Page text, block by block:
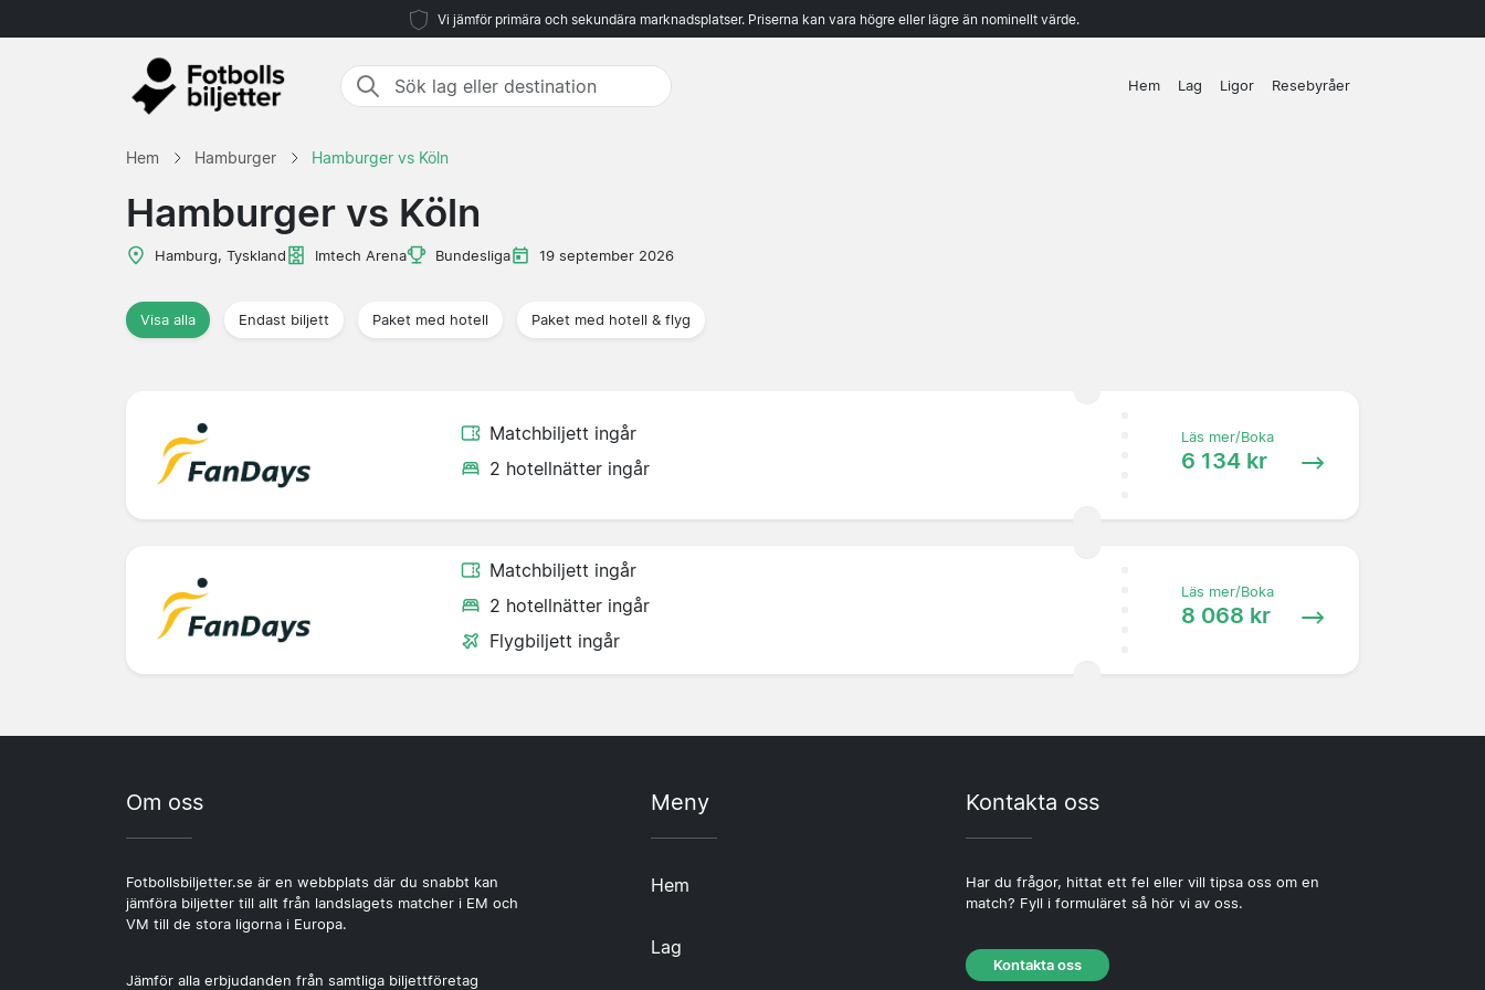
Vi jämför primära och sekundära marknadsplatser. Priserna kan vara högre eller lägre än nominellt värde.
Hem Lag Ligor Resebyråer
Hem Hamburger Hamburger vs Köln
Hamburger vs Köln
Hamburg, Tyskland Imtech Arena Bundesliga 19 september 2026
Visa alla Endast biljett Paket med hotell Paket med hotell & flyg
Matchbiljett ingår
2 hotellnätter ingår
Läs mer/Boka
6 134 kr
Matchbiljett ingår
2 hotellnätter ingår
Flygbiljett ingår
Läs mer/Boka
8 068 kr
Om oss
Fotbollsbiljetter.se är en webbplats där du snabbt kan
jämföra biljetter till allt från landslagets matcher i EM och
VM till de stora ligorna i Europa.
Jämför alla erbjudanden från samtliga biljettföretag
Meny
Hem
Lag
Kontakta oss
Har du frågor, hittat ett fel eller vill tipsa oss om en
match? Fyll i formuläret så hör vi av oss.
Kontakta oss